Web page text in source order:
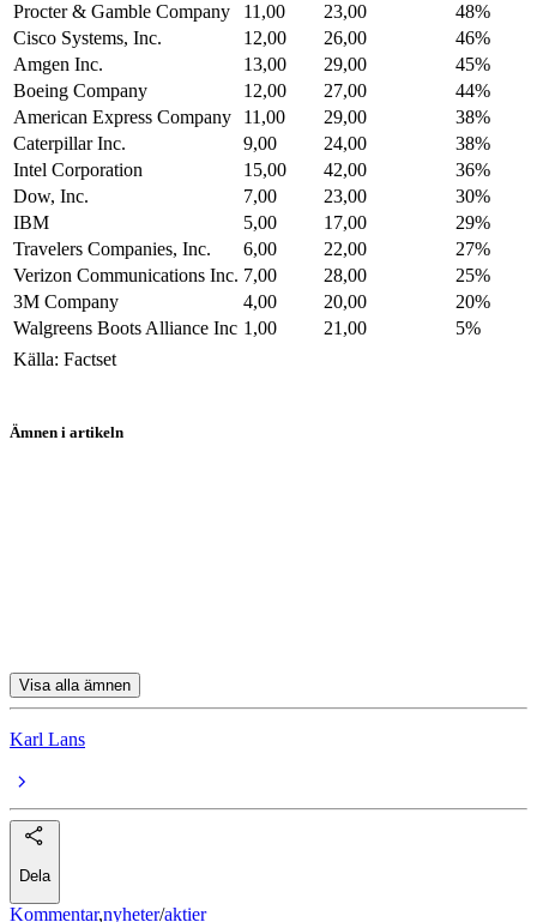
Procter & Gamble Company
11,00 23,00
48%
Cisco Systems, Inc.
12,00 26,00
46%
Amgen Inc.
13,00 29,00
45%
Boeing Company
12,00 27,00
44%
American Express Company
11,00 29,00
38%
Caterpillar Inc.
9,00 24,00
38%
Intel Corporation
15,00 42,00
36%
Dow, Inc.
7,00 23,00
30%
IBM
5,00 17,00
29%
Travelers Companies, Inc.
6,00 22,00
27%
Verizon Communications Inc. 7,00 28,00
25%
3M Company
4,00 20,00
20%
Walgreens Boots Alliance Inc 1,00 21,00
5%
Källa: Factset
Ämnen i artikeln
Visa alla ämnen
Karl Lans
Dela
Kommentar,nyheter/aktier